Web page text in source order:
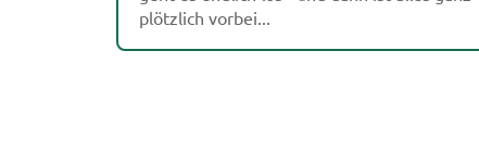
plötzlich vorbei...